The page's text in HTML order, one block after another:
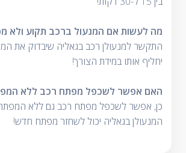
מה לעשות אם המנעול ברכב תקוע ולא
התקשר למנעולן רכב בגאליה שיבדוק את
יחליף אותו במידת הצורך!
האם אפשר לשכפל מפתח רכב ללא
כן, אפשר לשכפל מפתח רכב גם ללא
המנעולן בגאליה יכול לשחזר מפתח חדש!